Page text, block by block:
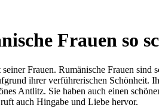
Frauen so
Frauen. Rumänische Frauen
ihrer verführerischen Schönheit.
Antlitz. Sie haben auch einen
auch Hingabe und Liebe hervor.